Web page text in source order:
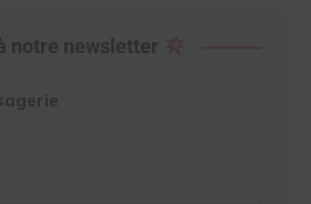
notre newsletter